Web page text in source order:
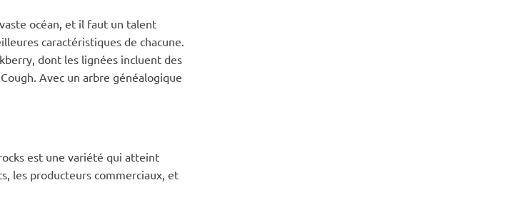
océan, et il faut un talent
caractéristiques de chacune.
dont les lignées incluent des
Avec un arbre généalogique
est une variété qui atteint
les producteurs commerciaux, et